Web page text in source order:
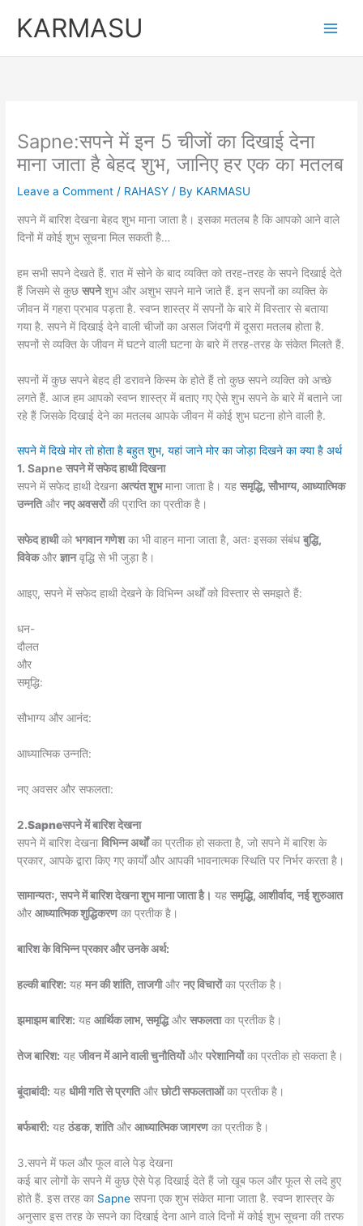
KARMASU
Sapne:सपने में इन 5 चीजों का दिखाई देना
माना जाता है बेहद शुभ, जानिए हर एक का मतलब
Leave a Comment / RAHASY / By KARMASU
सपने में बारिश देखना बेहद शुभ माना जाता है। इसका मतलब है कि आपको आने वाले
दिनों में कोई शुभ सूचना मिल सकती है…
हम सभी सपने देखते हैं. रात में सोने के बाद व्यक्ति को तरह-तरह के सपने दिखाई देते
हैं जिसमे से कुछसपनेशुभ और अशुभ सपने माने जाते हैं. इन सपनों का व्यक्ति के
जीवन में गहरा प्रभाव पड़ता है. स्वप्न शास्त्र में सपनों के बारे में विस्तार से बताया
गया है. सपने में दिखाई देने वाली चीजों का असल जिंदगी में दूसरा मतलब होता है.
सपनों से व्यक्ति के जीवन में घटने वाली घटना के बारे में तरह-तरह के संकेत मिलते हैं.
सपनों में कुछ सपने बेहद ही डरावने किस्म के होते हैं तो कुछ सपने व्यक्ति को अच्छे
लगते हैं. आज हम आपको स्वप्न शास्त्र में बताए गए ऐसे शुभ सपने के बारे में बताने जा
रहे हैं जिसके दिखाई देने का मतलब आपके जीवन में कोई शुभ घटना होने वाली है.
सपने में दिखे मोर तो होता है बहुत शुभ, यहां जाने मोर का जोड़ा दिखने का क्या है अर्थ
1. Sapne सपने में सफेद हाथी दिखना
सपने में सफेद हाथी देखनाअत्यंत शुभमाना जाता है। यहसमृद्धि, सौभाग्य, आध्यात्मिक
उन्नतिऔरनए अवसरोंकी प्राप्ति का प्रतीक है।
सफेद हाथीकोभगवान गणेशका भी वाहन माना जाता है, अतः इसका संबंधबुद्धि,
विवेकऔरज्ञानवृद्धि से भी जुड़ा है।
आइए, सपने में सफेद हाथी देखने के विभिन्न अर्थों को विस्तार से समझते हैं:
धन-
दौलत
और
समृद्धि:
सौभाग्य और आनंद:
आध्यात्मिक उन्नति:
नए अवसर और सफलता:
2.Sapneसपने में बारिश देखना
सपने में बारिश देखनाविभिन्न अर्थोंका प्रतीक हो सकता है, जो सपने में बारिश के
प्रकार, आपके द्वारा किए गए कार्यों और आपकी भावनात्मक स्थिति पर निर्भर करता है।
सामान्यतः, सपने में बारिश देखना शुभ माना जाता है। यहसमृद्धि, आशीर्वाद, नई शुरुआत
औरआध्यात्मिक शुद्धिकरणका प्रतीक है।
बारिश के विभिन्न प्रकार और उनके अर्थ:
हल्की बारिश: यहमन की शांति, ताजगीऔरनए विचारोंका प्रतीक है।
झमाझम बारिश: यहआर्थिक लाभ, समृद्धिऔरसफलताका प्रतीक है।
तेज बारिश: यहजीवन में आने वाली चुनौतियोंऔरपरेशानियोंका प्रतीक हो सकता है।
बूंदाबांदी: यहधीमी गति से प्रगतिऔरछोटी सफलताओंका प्रतीक है।
बर्फबारी: यहठंडक, शांतिऔरआध्यात्मिक जागरणका प्रतीक है।
3.सपने में फल और फूल वाले पेड़ देखना
कई बार लोगों के सपने में कुछ ऐसे पेड़ दिखाई देते हैं जो खूब फल और फूल से लदे हुए
होते हैं. इस तरह का Sapne सपना एक शुभ संकेत माना जाता है. स्वप्न शास्त्र के
अनुसार इस तरह के सपने का दिखाई देना आने वाले दिनों में कोई शुभ सूचना की तरफ